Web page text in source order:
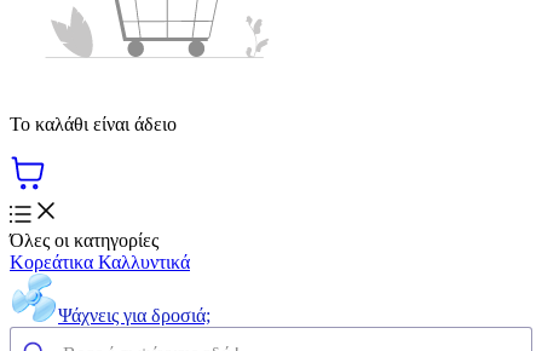
Το καλάθι είναι άδειο
Όλες οι κατηγορίες
Κορεάτικα Καλλυντικά
Ψάχνεις για δροσιά;